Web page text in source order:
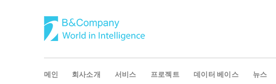
메인 회사소개 서비스 프로젝트 데이터 베이스 뉴스